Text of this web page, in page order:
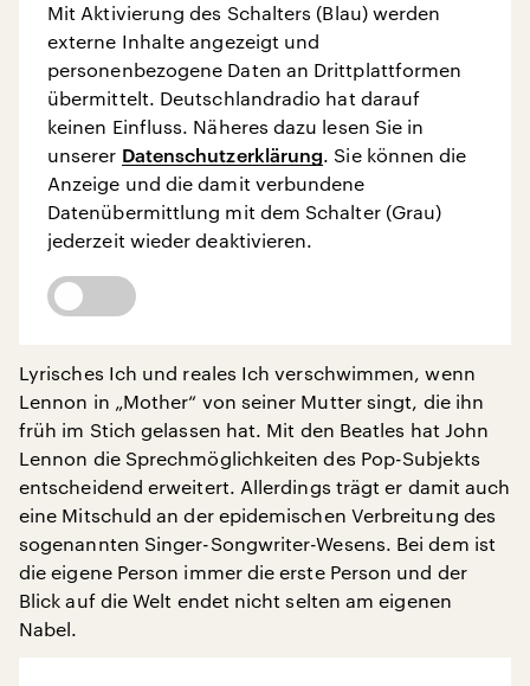
Mit Aktivierung des Schalters (Blau) werden
externe Inhalte angezeigt und
personenbezogene Daten an Drittplattformen
übermittelt. Deutschlandradio hat darauf
keinen Einfluss. Näheres dazu lesen Sie in
unserer Datenschutzerklärung. Sie können die
Anzeige und die damit verbundene
Datenübermittlung mit dem Schalter (Grau)
jederzeit wieder deaktivieren.
Lyrisches Ich und reales Ich verschwimmen, wenn
Lennon in „Mother“ von seiner Mutter singt, die ihn
früh im Stich gelassen hat. Mit den Beatles hat John
Lennon die Sprechmöglichkeiten des Pop-Subjekts
entscheidend erweitert. Allerdings trägt er damit auch
eine Mitschuld an der epidemischen Verbreitung des
sogenannten Singer-Songwriter-Wesens. Bei dem ist
die eigene Person immer die erste Person und der
Blick auf die Welt endet nicht selten am eigenen
Nabel.